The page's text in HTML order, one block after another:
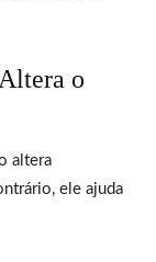
o
altera
ele ajuda